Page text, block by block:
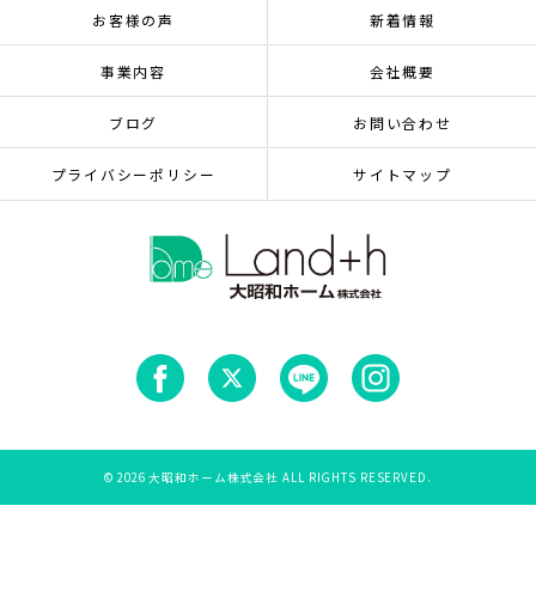
お客様の声 新着情報
事業内容 会社概要
ブログ お問い合わせ
プライバシーポリシー サイトマップ
© 2026 大昭和ホーム株式会社 ALL RIGHTS RESERVED.